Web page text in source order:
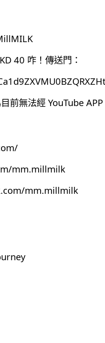
40 咋！傳送門：
前無法經 YouTube
mm.millmilk
mm.millmilk